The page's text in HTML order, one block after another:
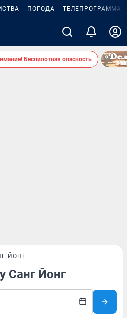
ПОГОДА ТЕЛЕПРОГРАММА
Беспилотная опасность
ЙОНГ
Санг Йонг